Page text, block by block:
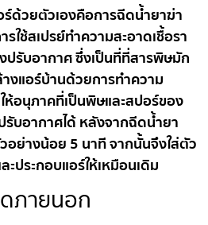
ด้วยตัวเองคือการฉีดน้ำยาฆ่า
ใช้สเปรย์ทำความสะอาดเชื้อรา
ปรับอากาศ ซึ่งเป็นที่ที่สารพิษมัก
งแอร์บ้านด้วยการทำความ
ห้อนุภาคที่เป็นพิษและสปอร์ของ
รับอากาศได้ หลังจากฉีดน้ำยา
อย่างน้อย 5 นาที จากนั้นจึงใส่ตัว
ะประกอบแอร์ให้เหมือนเดิม
ภายนอก